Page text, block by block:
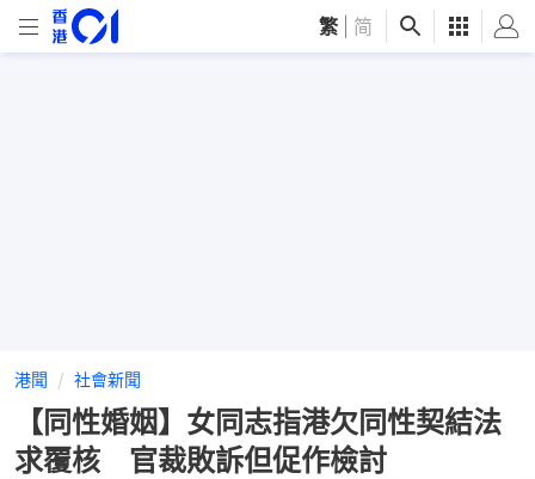
繁 简
港聞 社會新聞
【同性婚姻】女同志指港欠同性契結法
求覆核 官裁敗訴但促作檢討